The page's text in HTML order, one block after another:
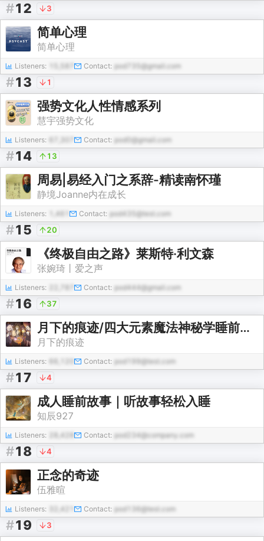
#12 3
简单心理
简单心理
Listeners: Contact: pod735@gmail.com
#13 1
强势文化人性情感系列
慧宇强势文化
Listeners: Contact: pod0@gmail.com
#14 13
周易|易经入门之系辞-精读南怀瑾
静境Joanne内在成长
Listeners: 1,461 Contact: pod435@test.com
#15 20
《终极自由之路》莱斯特·利文森
张婉琦丨爱之声
Listeners: Contact: pod444@gmail.com
#16 37
月下的痕迹/四大元素魔法神秘学睡前听魔法又困又想睡
月下的痕迹
Listeners: Contact: pod199@test.com
#17 4
成人睡前故事｜听故事轻松入睡
知辰927
Listeners: 28,428 Contact: pod234@company.com
#18 4
正念的奇迹
伍雅暄
Listeners: 32,421 Contact: pod136@test.com
#19 3